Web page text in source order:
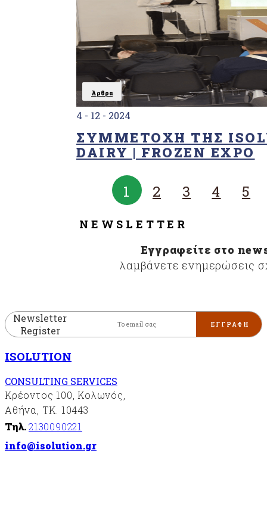
Άρθρα
4 - 12 - 2024
ΣΥΜΜΕΤΟΧΉ ΤΗΣ
DAIRY | FROZEN EXPO
1 2 3 4 5
NEWSLETTER
Εγγραφείτε στο
λαμβάνετε ενημερώσεις
Newsletter
Register
ISOLUTION
CONSULTING SERVICES
Κρέοντος 100, Κολωνός,
Αθήνα, ΤΚ. 10443
Τηλ.2130090221
info@isolution.gr